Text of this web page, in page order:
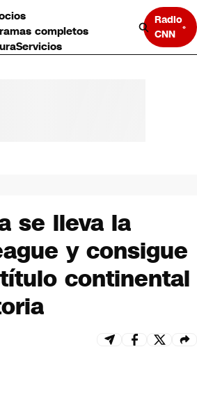
completos
Servicios
Radio
CNN
se lleva la
y consigue
continental